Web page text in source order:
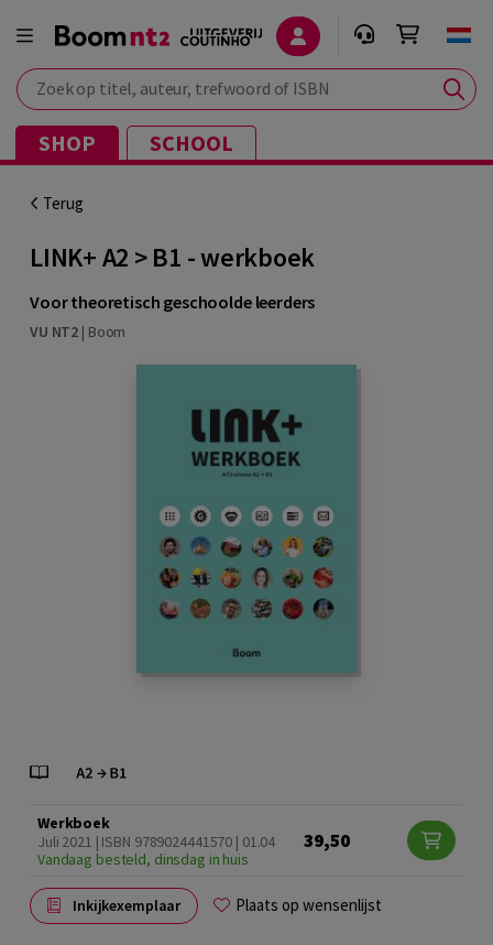
Zoek op titel, auteur, trefwoord of ISBN
SHOP SCHOOL
Terug
LINK+ A2 > B1 - werkboek
Voor theoretisch geschoolde leerders
VU NT2 | Boom
Werkboek
Juli 2021 | ISBN 9789024441570 | 01.04
Vandaag besteld, dinsdag in huis
39,50
Inkijkexemplaar Plaats op wensenlijst